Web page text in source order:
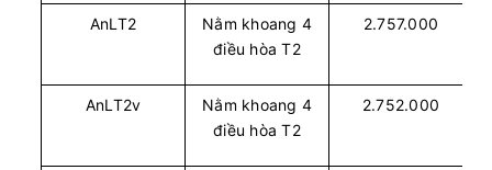
AnLT2
Nằm khoang 4
điều hòa T2
2.757.000
AnLT2v
Nằm khoang 4
điều hòa T2
2.752.000